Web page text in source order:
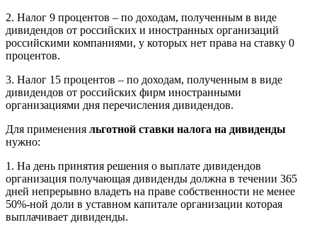
2. Налог 9 процентов – по доходам, полученным в виде
дивидендов от российских и иностранных организаций
российскими компаниями, у которых нет права на ставку 0
процентов.
3. Налог 15 процентов – по доходам, полученным в виде
дивидендов от российских фирм иностранными
организациями дня перечисления дивидендов.
Для применения льготной ставки налога на дивиденды
нужно:
1. На день принятия решения о выплате дивидендов
организация получающая дивиденды должна в течении 365
дней непрерывно владеть на праве собственности не менее
50%-ной доли в уставном капитале организации которая
выплачивает дивиденды.